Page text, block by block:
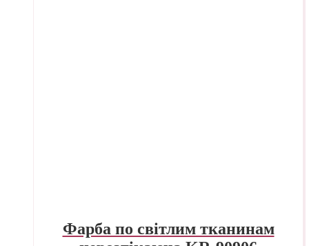
Фарба по світлим тканинам